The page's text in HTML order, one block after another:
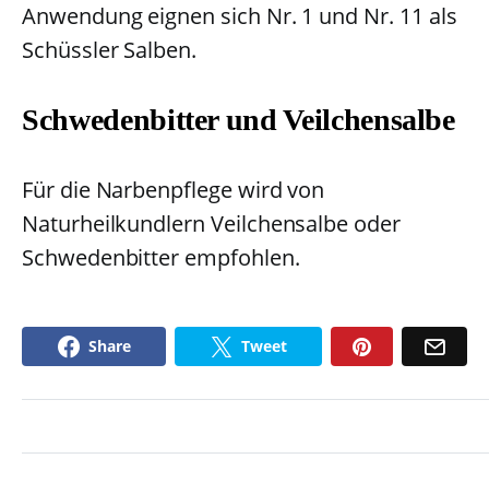
Anwendung eignen sich Nr. 1 und Nr. 11 als
Schüssler Salben.
Schwedenbitter und Veilchensalbe
Für die Narbenpflege wird von
Naturheilkundlern Veilchensalbe oder
Schwedenbitter empfohlen.
Share Tweet